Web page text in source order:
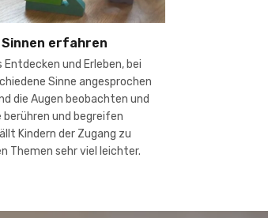
Sinnen erfahren
Entdecken und Erleben, bei
Sinne angesprochen
die Augen beobachten und
berühren und begreifen
Kindern der Zugang zu
Themen sehr viel leichter.